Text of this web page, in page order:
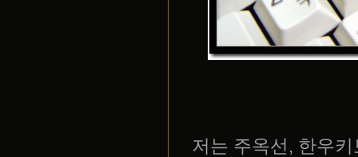
저는 주옥선, 한우